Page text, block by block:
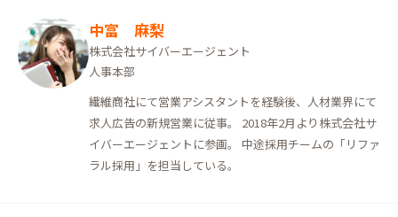
中富 麻梨
株式会社サイバーエージェント
人事本部
繊維商社にて営業アシスタントを経験後、人材業界にて
求人広告の新規営業に従事。 2018年2月より株式会社サ
イバーエージェントに参画。 中途採用チームの「リファ
ラル採用」を担当している。